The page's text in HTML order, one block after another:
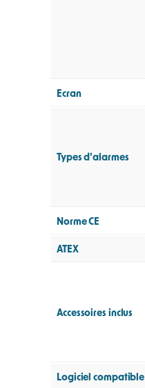
Ecran
Types d’alarmes
Norme CE
ATEX
Accessoires inclus
Logiciel compatible